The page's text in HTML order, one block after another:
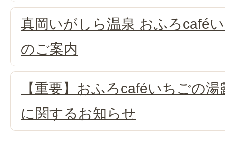
真岡いがしら温泉 おふろcafé
のご案内
【重要】おふろcaféいちごの
に関するお知らせ